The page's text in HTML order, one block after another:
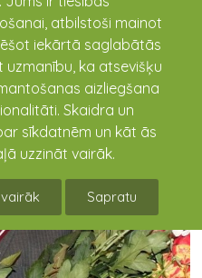
atbilstoši mainot
iekārtā saglabātās
uzmanību, ka atsevišķu
aizliegšana
Skaidra un
sīkdatnēm un kāt ās
uzzināt vairāk.
Sapratu